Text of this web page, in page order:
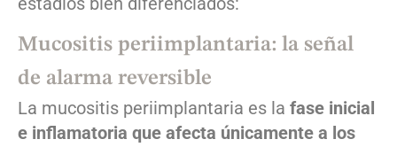
Mucositis periimplantaria: la señal
de alarma reversible
La mucositis periimplantaria es la fase inicial
e inflamatoria que afecta únicamente a los